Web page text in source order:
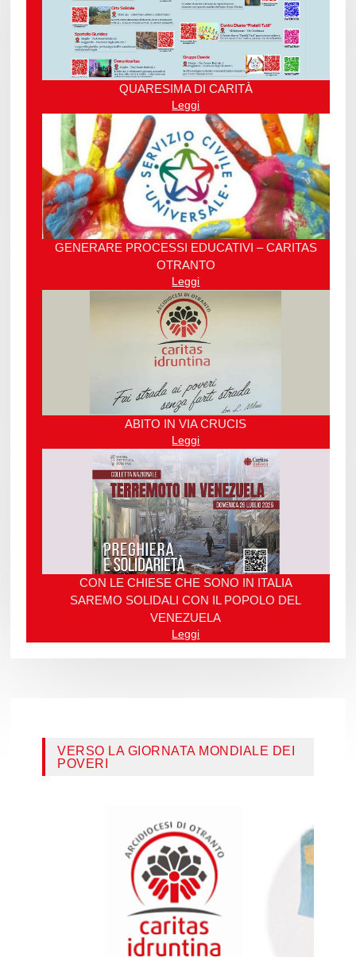
QUARESIMA DI CARITÀ
Leggi
GENERARE PROCESSI EDUCATIVI – CARITAS
OTRANTO
Leggi
ABITO IN VIA CRUCIS
Leggi
CON LE CHIESE CHE SONO IN ITALIA
SAREMO SOLIDALI CON IL POPOLO DEL
VENEZUELA
Leggi
VERSO LA GIORNATA MONDIALE DEI
POVERI